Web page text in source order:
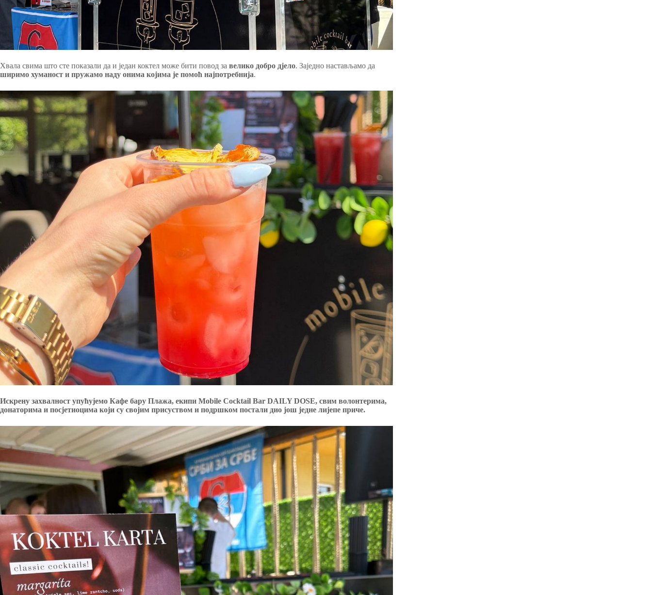
Хвала свима што сте показали да и један коктел може бити повод за велико добро дјело. Заједно настављамо да
ширимо хуманост и пружамо наду онима којима је помоћ најпотребнија.
Искрену захвалност упућујемо Кафе бару Плажа, екипи Mobile Cocktail Bar DAILY DOSE, свим волонтерима,
донаторима и посјетиоцима који су својим присуством и подршком постали дио још једне лијепе приче.